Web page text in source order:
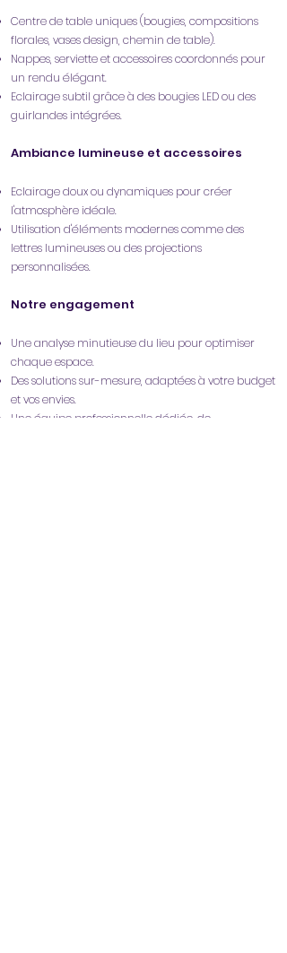
Centre de table uniques (bougies, compositions
florales, vases design, chemin de table).
Nappes, serviette et accessoires coordonnés pour
un rendu élégant.
Eclairage subtil grâce à des bougies LED ou des
guirlandes intégrées.
Ambiance lumineuse et accessoires
Eclairage doux ou dynamiques pour créer
l'atmosphère idéale.
Utilisation d'éléments modernes comme des
lettres lumineuses ou des projections
personnalisées.
Notre engagement
Une analyse minutieuse du lieu pour optimiser
chaque espace.
Des solutions sur-mesure, adaptées à votre budget
et vos envies.
Une équipe professionnelle dédiée, de